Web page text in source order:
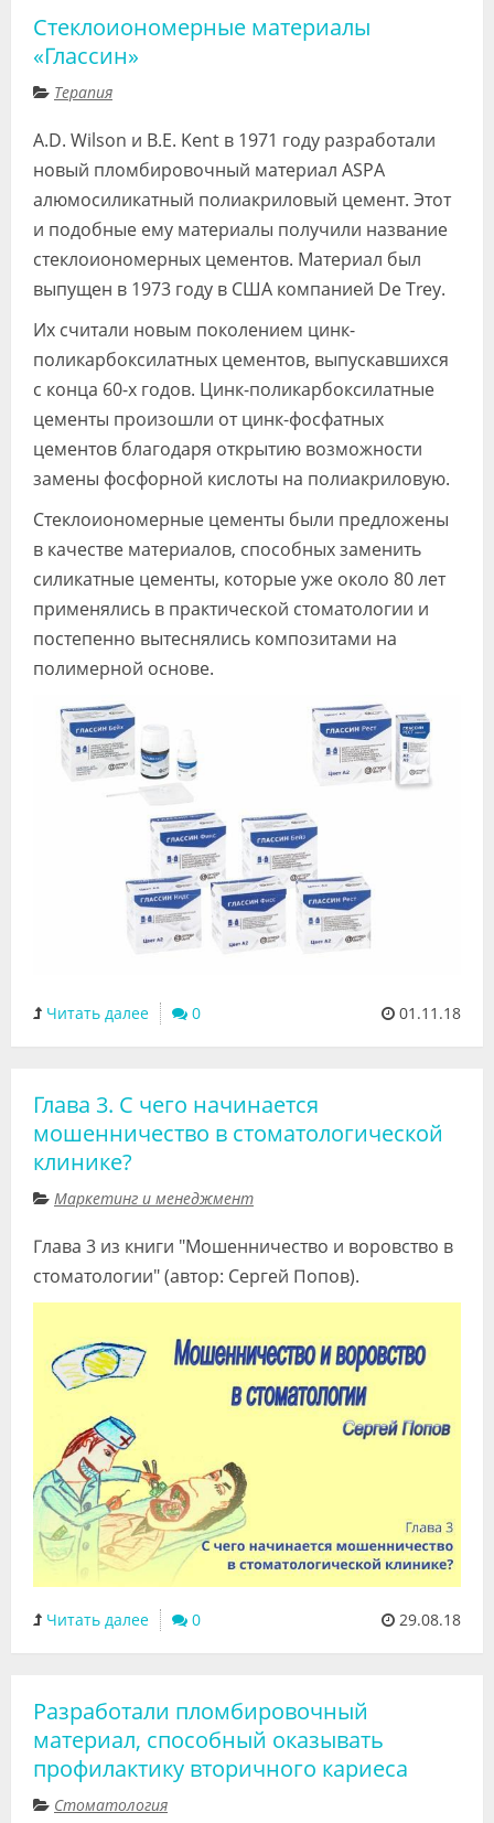
Стеклоиономерные материалы
«Глассин»
Терапия
A.D. Wilson и B.E. Kent в 1971 году разработали
новый пломбировочный материал ASPA
алюмосиликатный полиакриловый цемент. Этот
и подобные ему материалы получили название
стеклоиономерных цементов. Материал был
выпущен в 1973 году в США компанией De Trey.
Их считали новым поколением цинк-
поликарбоксилатных цементов, выпускавшихся
с конца 60-х годов. Цинк-поликарбоксилатные
цементы произошли от цинк-фосфатных
цементов благодаря открытию возможности
замены фосфорной кислоты на полиакриловую.
Стеклоиономерные цементы были предложены
в качестве материалов, способных заменить
силикатные цементы, которые уже около 80 лет
применялись в практической стоматологии и
постепенно вытеснялись композитами на
полимерной основе.
Читать далее 0 01.11.18
Глава 3. С чего начинается
мошенничество в стоматологической
клинике?
Маркетинг и менеджмент
Глава 3 из книги "Мошенничество и воровство в
стоматологии" (автор: Сергей Попов).
Читать далее 0 29.08.18
Разработали пломбировочный
материал, способный оказывать
профилактику вторичного кариеса
Стоматология